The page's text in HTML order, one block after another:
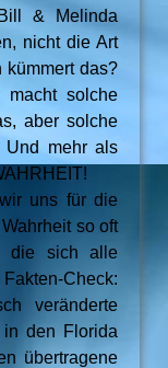
& Melinda
nicht die Art
kümmert das?
solche
aber solche
mehr als
uns für die
so oft
die sich alle
Check:
veränderte
in den Florida
übertragene